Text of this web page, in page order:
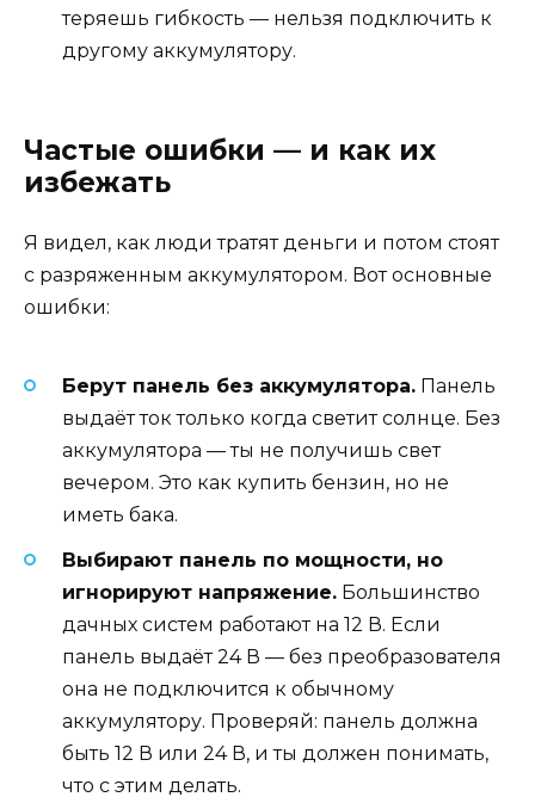
теряешь гибкость — нельзя подключить к
другому аккумулятору.
Частые ошибки — и как их
избежать
Я видел, как люди тратят деньги и потом стоят
с разряженным аккумулятором. Вот основные
ошибки:
Берут панель без аккумулятора. Панель
выдаёт ток только когда светит солнце. Без
аккумулятора — ты не получишь свет
вечером. Это как купить бензин, но не
иметь бака.
Выбирают панель по мощности, но
игнорируют напряжение. Большинство
дачных систем работают на 12 В. Если
панель выдаёт 24 В — без преобразователя
она не подключится к обычному
аккумулятору. Проверяй: панель должна
быть 12 В или 24 В, и ты должен понимать,
что с этим делать.